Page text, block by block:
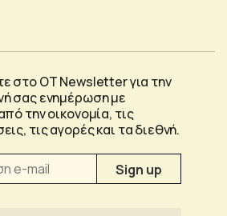
στο OT Newsletter για την
σας ενημέρωση με
την οικονομία, τις
τις αγορές και τα διεθνή.